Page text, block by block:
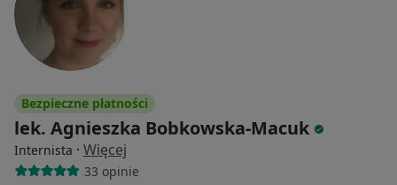
Bezpieczne płatności
lek. Agnieszka Bobkowska-Macuk
Internista · Więcej
33 opinie